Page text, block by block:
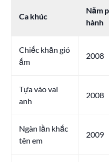
Ca khúc
Năm
hành
Chiếc khăn gió
ấm
2008
Tựa vào vai
anh
2008
Ngàn lần khắc
tên em
2009